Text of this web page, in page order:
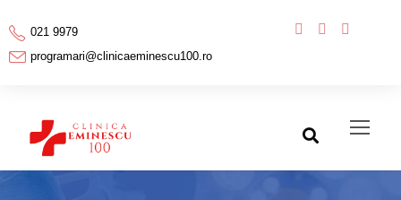
021 9979
programari@clinicaeminescu100.ro